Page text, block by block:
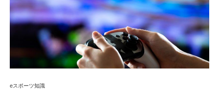
eスポーツ知識